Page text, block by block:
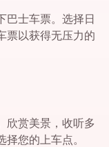
巴士车票。选择日
票以获得无压力的
欣赏美景，收听多
您的上车点。